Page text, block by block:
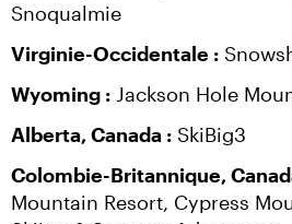
Snoqualmie
Virginie-Occidentale :
Wyoming : Jackson Hole
Alberta, Canada : SkiBig3
Colombie-Britannique,
Mountain Resort, Cypress